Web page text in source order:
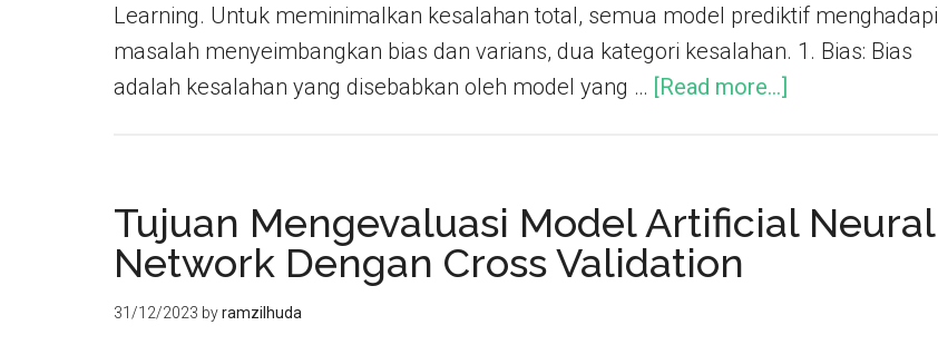
Learning. Untuk meminimalkan kesalahan total, semua model prediktif menghadapi
masalah menyeimbangkan bias dan varians, dua kategori kesalahan. 1. Bias: Bias
adalah kesalahan yang disebabkan oleh model yang … [Read more...]
Tujuan Mengevaluasi Model Artificial Neural
Network Dengan Cross Validation
31/12/2023 byramzilhuda